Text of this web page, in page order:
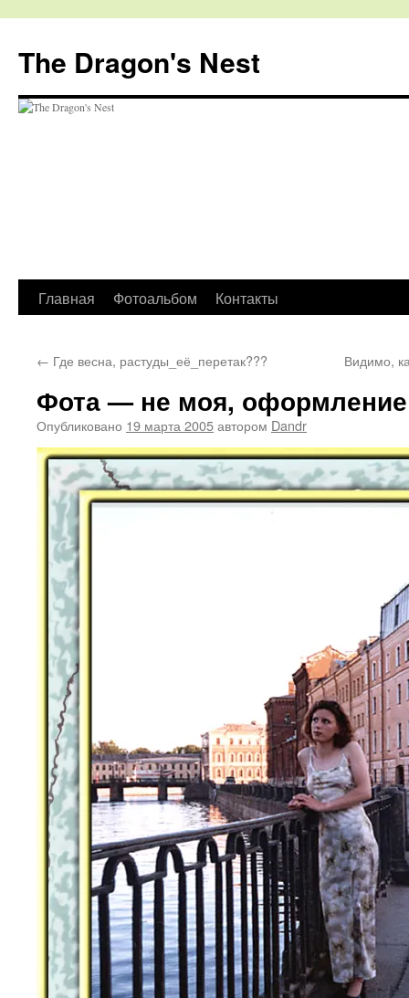
The Dragon's Nest
Перейти
содержимому
Главная Фотоальбом Контакты
← Где весна, растуды_её_перетак??? Видимо,
Фота — не моя,
Опубликовано 19 марта 2005автором Dandr